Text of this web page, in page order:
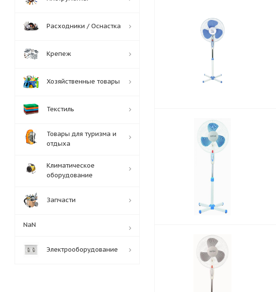
Расходники / Оснастка
Крепеж
Хозяйственные товары
Текстиль
Товары для туризма и
отдыха
Климатическое
оборудование
Запчасти
NaN
Электрооборудование